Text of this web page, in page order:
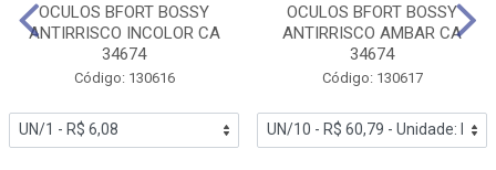
OCULOS BFORT BOSSY
ANTIRRISCO INCOLOR CA
34674
Código: 130616
OCULOS BFORT BOSSY
ANTIRRISCO AMBAR CA
34674
Código: 130617